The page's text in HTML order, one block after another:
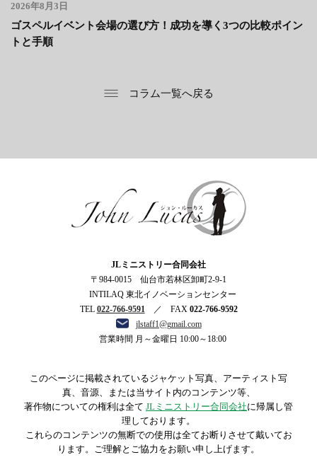
2026年8月3日
ゴスペルイベント会場の選び方！成功を導く3つの比較ポイン
トと手順
コラム一覧へ戻る
JLミニストリー合同会社
〒984-0015 仙台市若林区卸町2-9-1
INTILAQ 東北イノベーションセンター
TEL 022-766-9591／ FAX 022-766-9592
jlstaff1@gmail.com
営業時間 月～金曜日 10:00～18:00
このページに掲載されているジャケット写真、アーティスト写
真、音源、または当サイト内のコンテンツ等、
著作物についての権利は全て JLミニストリー合同会社に帰属し管
理しております。
これらのコンテンツの無断での使用は全てお断りさせて戴いてお
ります。ご理解とご協力をお願い申し上げます。